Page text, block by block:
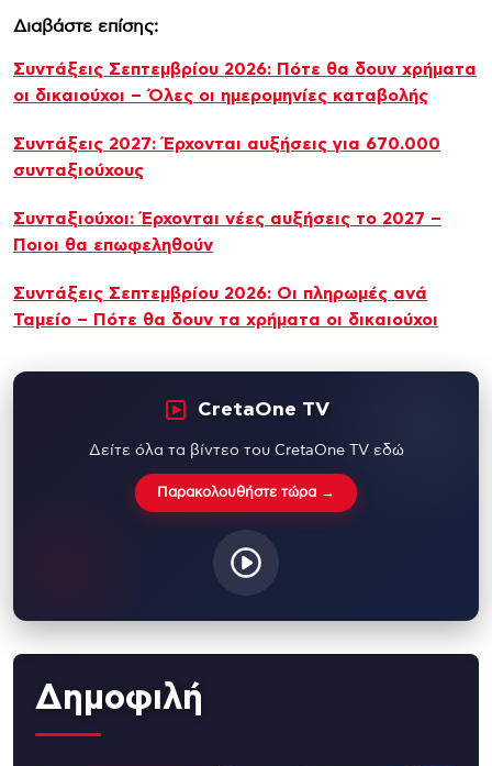
Διαβάστε επίσης:
Συντάξεις Σεπτεμβρίου 2026: Πότε θα δουν χρήματα
οι δικαιούχοι – Όλες οι ημερομηνίες καταβολής
Συντάξεις 2027: Έρχονται αυξήσεις για 670.000
συνταξιούχους
Συνταξιούχοι: Έρχονται νέες αυξήσεις το 2027 –
Ποιοι θα επωφεληθούν
Συντάξεις Σεπτεμβρίου 2026: Οι πληρωμές ανά
Ταμείο – Πότε θα δουν τα χρήματα οι δικαιούχοι
CretaOne TV
Δείτε όλα τα βίντεο του CretaOne TV εδώ
Παρακολουθήστε τώρα →
Δημοφιλή